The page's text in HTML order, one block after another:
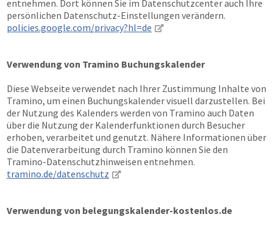
entnehmen. Dort können Sie im Datenschutzcenter auch Ihre
persönlichen Datenschutz-Einstellungen verändern.
policies.google.com/privacy?hl=de
Verwendung von Tramino Buchungskalender
Diese Webseite verwendet nach Ihrer Zustimmung Inhalte von
Tramino, um einen Buchungskalender visuell darzustellen. Bei
der Nutzung des Kalenders werden von Tramino auch Daten
über die Nutzung der Kalenderfunktionen durch Besucher
erhoben, verarbeitet und genutzt. Nähere Informationen über
die Datenverarbeitung durch Tramino können Sie den
Tramino-Datenschutzhinweisen entnehmen.
tramino.de/datenschutz
Verwendung von belegungskalender-kostenlos.de